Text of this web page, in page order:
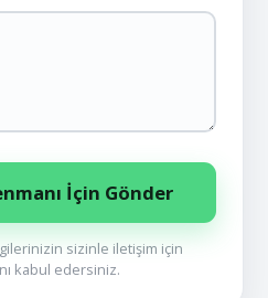
İçin Gönder
sizinle iletişim için
kabul edersiniz.